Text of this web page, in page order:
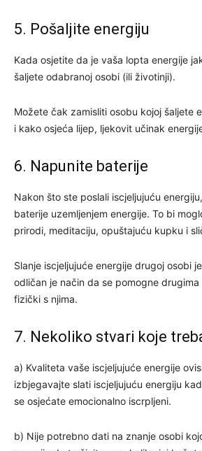
5. Pošaljite energiju
Kada osjetite da je vaša lopta energije
šaljete odabranoj osobi (ili životinji).
Možete čak zamisliti osobu kojoj šaljete
i kako osjeća lijep, ljekovit učinak
6. Napunite baterije
Nakon što ste poslali iscjeljujuću
baterije uzemljenjem energije. To bi
prirodi, meditaciju, opuštajuću kupku i
Slanje iscjeljujuće energije drugoj osobi
odličan je način da se pomogne
fizički s njima.
7. Nekoliko stvari koje
a) Kvaliteta vaše iscjeljujuće energije
izbjegavajte slati iscjeljujuću energiju
se osjećate emocionalno iscrpljeni.
b) Nije potrebno dati na znanje osobi